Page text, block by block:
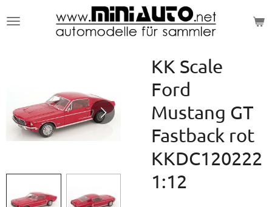
Hauptinhalt
KK Scale
Ford
Mustang GT
Fastback rot
KKDC120222
1:12